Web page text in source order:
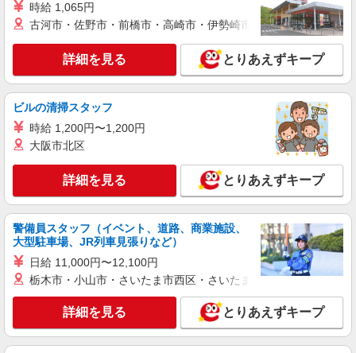
時給 1,065円
古河市・佐野市・前橋市・高崎市・伊勢崎市・太田市・館林市
詳細を見る とりあえずキープ
ビルの清掃スタッフ
時給 1,200円〜1,200円
大阪市北区
詳細を見る とりあえずキープ
警備員スタッフ（イベント、道路、商業施設、
大型駐車場、JR列車見張りなど）
日給 11,000円〜12,100円
栃木市・小山市・さいたま市西区・さいたま市岩槻区・久喜市・
詳細を見る とりあえずキープ